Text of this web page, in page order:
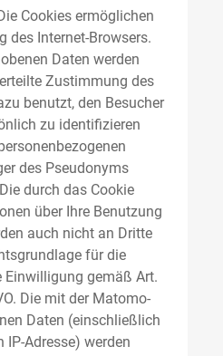
Cookies ermöglichen
des Internet-Browsers.
Daten werden
Zustimmung des
benutzt, den Besucher
zu identifizieren
des Pseudonyms
durch das Cookie
über Ihre Benutzung
auch nicht an Dritte
für die
Einwilligung gemäß Art.
Die mit der Matomo-
Daten (einschließlich
IP-Adresse) werden